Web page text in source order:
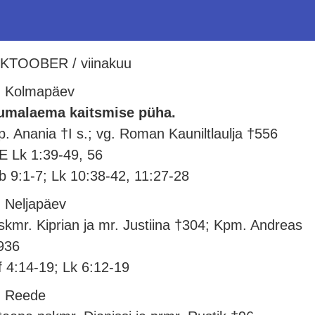
/ viinakuu
Kolmapäev
kaitsmise püha.
Anania †I s.; vg. Roman Kauniltlaulja †556
Lk 1:39-49, 56
9:1-7; Lk 10:38-42, 11:27-28
Neljapäev
Kiprian ja mr. Justiina †304; Kpm. Andreas
4:14-19; Lk 6:12-19
Reede